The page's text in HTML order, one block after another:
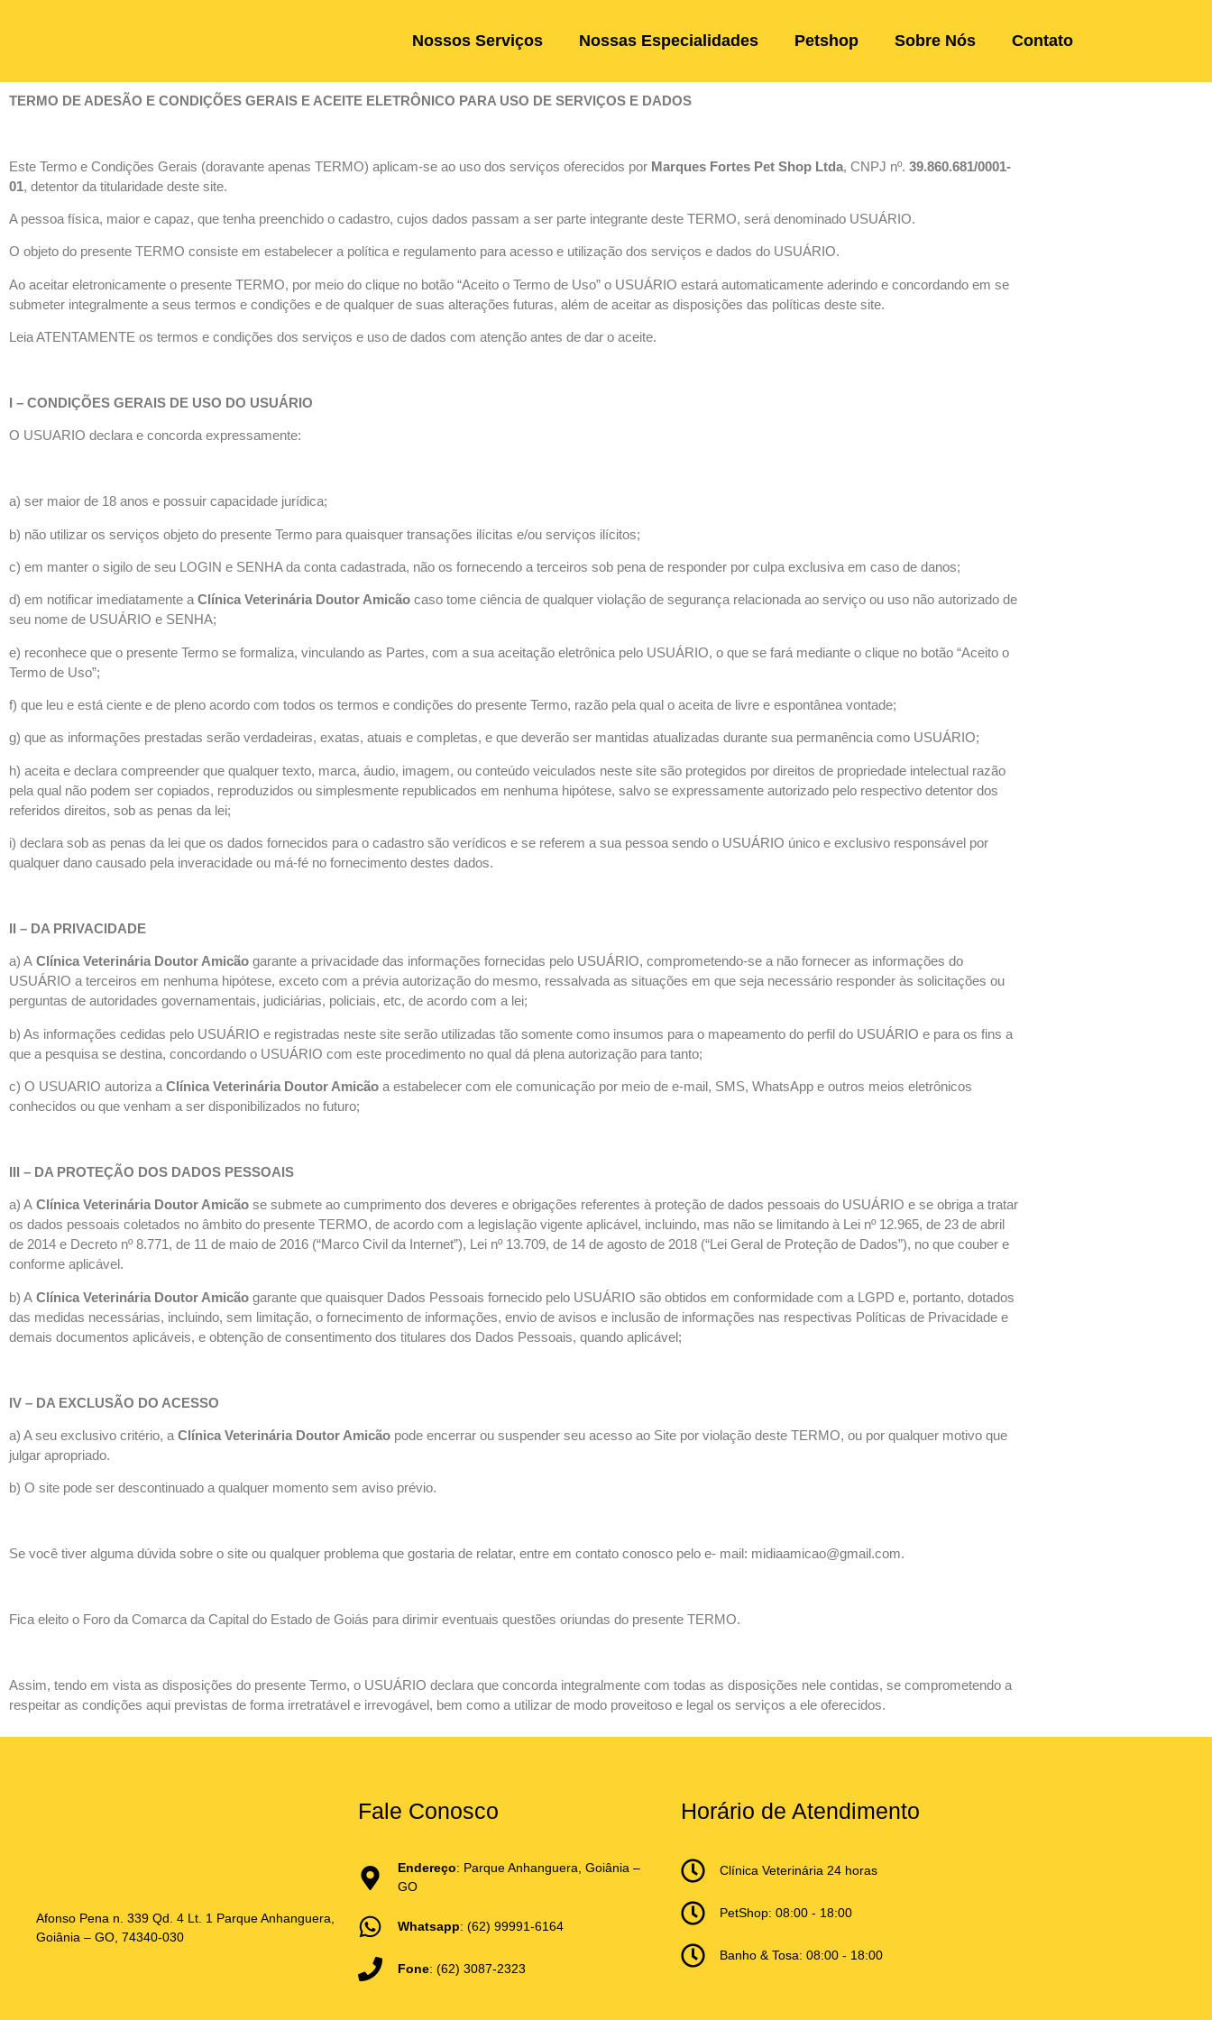
Nossos Serviços Nossas Especialidades Petshop Sobre Nós Contato
TERMO DE ADESÃO E CONDIÇÕES GERAIS E ACEITE ELETRÔNICO PARA USO DE SERVIÇOS E DADOS
Este Termo e Condições Gerais (doravante apenas TERMO) aplicam-se ao uso dos serviços oferecidos por Marques Fortes Pet Shop Ltda, CNPJ nº. 39.860.681/0001-
01, detentor da titularidade deste site.
A pessoa física, maior e capaz, que tenha preenchido o cadastro, cujos dados passam a ser parte integrante deste TERMO, será denominado USUÁRIO.
O objeto do presente TERMO consiste em estabelecer a política e regulamento para acesso e utilização dos serviços e dados do USUÁRIO.
Ao aceitar eletronicamente o presente TERMO, por meio do clique no botão “Aceito o Termo de Uso” o USUÁRIO estará automaticamente aderindo e concordando em se
submeter integralmente a seus termos e condições e de qualquer de suas alterações futuras, além de aceitar as disposições das políticas deste site.
Leia ATENTAMENTE os termos e condições dos serviços e uso de dados com atenção antes de dar o aceite.
I – CONDIÇÕES GERAIS DE USO DO USUÁRIO
O USUARIO declara e concorda expressamente:
a) ser maior de 18 anos e possuir capacidade jurídica;
b) não utilizar os serviços objeto do presente Termo para quaisquer transações ilícitas e/ou serviços ilícitos;
c) em manter o sigilo de seu LOGIN e SENHA da conta cadastrada, não os fornecendo a terceiros sob pena de responder por culpa exclusiva em caso de danos;
d) em notificar imediatamente a Clínica Veterinária Doutor Amicão caso tome ciência de qualquer violação de segurança relacionada ao serviço ou uso não autorizado de
seu nome de USUÁRIO e SENHA;
e) reconhece que o presente Termo se formaliza, vinculando as Partes, com a sua aceitação eletrônica pelo USUÁRIO, o que se fará mediante o clique no botão “Aceito o
Termo de Uso”;
f) que leu e está ciente e de pleno acordo com todos os termos e condições do presente Termo, razão pela qual o aceita de livre e espontânea vontade;
g) que as informações prestadas serão verdadeiras, exatas, atuais e completas, e que deverão ser mantidas atualizadas durante sua permanência como USUÁRIO;
h) aceita e declara compreender que qualquer texto, marca, áudio, imagem, ou conteúdo veiculados neste site são protegidos por direitos de propriedade intelectual razão
pela qual não podem ser copiados, reproduzidos ou simplesmente republicados em nenhuma hipótese, salvo se expressamente autorizado pelo respectivo detentor dos
referidos direitos, sob as penas da lei;
i) declara sob as penas da lei que os dados fornecidos para o cadastro são verídicos e se referem a sua pessoa sendo o USUÁRIO único e exclusivo responsável por
qualquer dano causado pela inveracidade ou má-fé no fornecimento destes dados.
II – DA PRIVACIDADE
a) A Clínica Veterinária Doutor Amicão garante a privacidade das informações fornecidas pelo USUÁRIO, comprometendo-se a não fornecer as informações do
USUÁRIO a terceiros em nenhuma hipótese, exceto com a prévia autorização do mesmo, ressalvada as situações em que seja necessário responder às solicitações ou
perguntas de autoridades governamentais, judiciárias, policiais, etc, de acordo com a lei;
b) As informações cedidas pelo USUÁRIO e registradas neste site serão utilizadas tão somente como insumos para o mapeamento do perfil do USUÁRIO e para os fins a
que a pesquisa se destina, concordando o USUÁRIO com este procedimento no qual dá plena autorização para tanto;
c) O USUARIO autoriza a Clínica Veterinária Doutor Amicão a estabelecer com ele comunicação por meio de e-mail, SMS, WhatsApp e outros meios eletrônicos
conhecidos ou que venham a ser disponibilizados no futuro;
III – DA PROTEÇÃO DOS DADOS PESSOAIS
a) A Clínica Veterinária Doutor Amicão se submete ao cumprimento dos deveres e obrigações referentes à proteção de dados pessoais do USUÁRIO e se obriga a tratar
os dados pessoais coletados no âmbito do presente TERMO, de acordo com a legislação vigente aplicável, incluindo, mas não se limitando à Lei nº 12.965, de 23 de abril
de 2014 e Decreto nº 8.771, de 11 de maio de 2016 (“Marco Civil da Internet”), Lei nº 13.709, de 14 de agosto de 2018 (“Lei Geral de Proteção de Dados”), no que couber e
conforme aplicável.
b) A Clínica Veterinária Doutor Amicão garante que quaisquer Dados Pessoais fornecido pelo USUÁRIO são obtidos em conformidade com a LGPD e, portanto, dotados
das medidas necessárias, incluindo, sem limitação, o fornecimento de informações, envio de avisos e inclusão de informações nas respectivas Políticas de Privacidade e
demais documentos aplicáveis, e obtenção de consentimento dos titulares dos Dados Pessoais, quando aplicável;
IV – DA EXCLUSÃO DO ACESSO
a) A seu exclusivo critério, a Clínica Veterinária Doutor Amicão pode encerrar ou suspender seu acesso ao Site por violação deste TERMO, ou por qualquer motivo que
julgar apropriado.
b) O site pode ser descontinuado a qualquer momento sem aviso prévio.
Se você tiver alguma dúvida sobre o site ou qualquer problema que gostaria de relatar, entre em contato conosco pelo e- mail: midiaamicao@gmail.com.
Fica eleito o Foro da Comarca da Capital do Estado de Goiás para dirimir eventuais questões oriundas do presente TERMO.
Assim, tendo em vista as disposições do presente Termo, o USUÁRIO declara que concorda integralmente com todas as disposições nele contidas, se comprometendo a
respeitar as condições aqui previstas de forma irretratável e irrevogável, bem como a utilizar de modo proveitoso e legal os serviços a ele oferecidos.
Afonso Pena n. 339 Qd. 4 Lt. 1 Parque Anhanguera,
Goiânia – GO, 74340-030
Fale Conosco
Endereço: Parque Anhanguera, Goiânia –
GO
Whatsapp: (62) 99991-6164
Fone: (62) 3087-2323
Horário de Atendimento
Clínica Veterinária 24 horas
PetShop: 08:00 - 18:00
Banho & Tosa: 08:00 - 18:00